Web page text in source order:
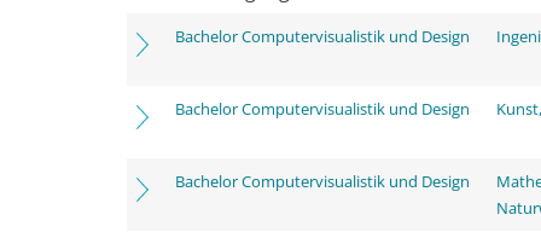
Bachelor Computervisualistik und Design
Bachelor Computervisualistik und Design
Bachelor Computervisualistik und Design